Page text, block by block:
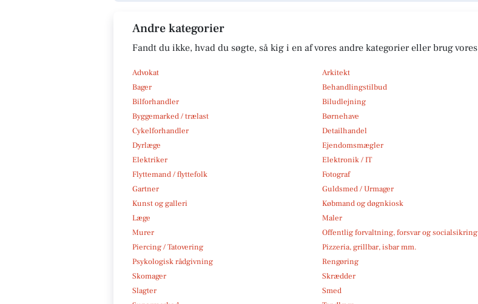
Andre kategorier
Fandt du ikke, hvad du søgte, så kig i en af vores andre kategorier eller brug vores
Advokat Arkitekt
Bager
Behandlingstilbud
Bilforhandler
Biludlejning
Byggemarked / trælast
Børnehave
Cykelforhandler
Detailhandel
Dyrlæge
Ejendomsmægler
Elektriker
Elektronik / IT
Flyttemand / flyttefolk
Fotograf
Gartner
Guldsmed / Urmager
Kunst og galleri
Købmand og døgnkiosk
Læge
Maler
Murer
Offentlig forvaltning, forsvar og socialsikring
Piercing / Tatovering
Pizzeria, grillbar, isbar mm.
Psykologisk rådgivning
Rengøring
Skomager
Skrædder
Slagter
Smed